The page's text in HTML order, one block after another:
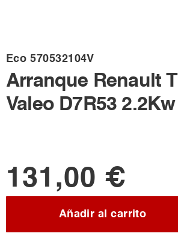
Eco 570532104V
Arranque Renault
Valeo D7R53 2.2Kw
131,00 €
Añadir al carrito